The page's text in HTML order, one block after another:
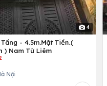
4
- 4.5m.Mặt Tiền.(
) Nam Từ Liêm
Nội